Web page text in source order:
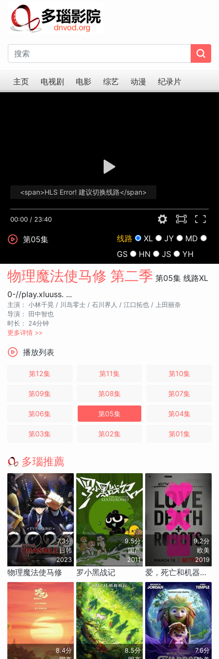
主页 电视剧 电影 综艺 动漫 纪录片
00:00 / 23:40
<span>HLS Error! 建议切换线路</span>
第05集 线路 XL JY
MD
GS
HN JS YH
物理魔法使马修 第二季 第05集 线路XL
0-//play.xluuss. ...
主演： 小林千晃 / 川岛零士 / 石川界人 / 江口拓也 /
上田丽奈
导演：
田中智也
时长：
24分钟
更多详情 >>
播放列表
第12集 第11集 第10集
第09集 第08集 第07集
第06集 第05集 第04集
第03集 第02集 第01集
多瑙推薦
7.3分
日韩
2023
物理魔法使马修
9.5分
国产
2011
罗小黑战记
9.2分
欧美
2019
爱，死亡和机器人 第一季
8.4分
8.5分
7.6分